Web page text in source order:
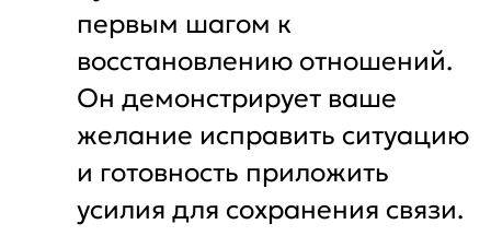
первым шагом к
восстановлению отношений.
Он демонстрирует ваше
желание исправить ситуацию
и готовность приложить
усилия для сохранения связи.